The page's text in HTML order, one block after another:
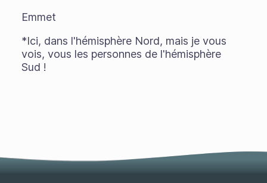
Emmet
*Ici, dans l'hémisphère Nord, mais je vous
vois, vous les personnes de l'hémisphère
Sud !